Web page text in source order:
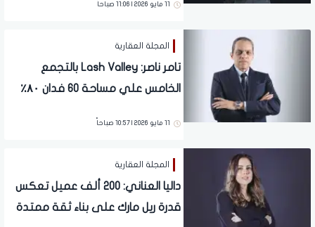
والتميز والمساحة وتتنوع المنتجات
11 مايو 2026 | 11:06 صباحاً
المجلة العقارية
تامر ناصر: Lash Valley بالتجمع
الخامس علي مساحة 60 فدان ۸۰٪
الاستخدامات
11 مايو 2026 | 10:57 صباحاً
المجلة العقارية
داليا العناني: 200 ألف عميل تعكس
قدرة ريل مارك على بناء ثقة ممتدة